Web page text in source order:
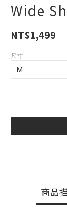
可能
Wide
NT$1,499
尺寸
商品